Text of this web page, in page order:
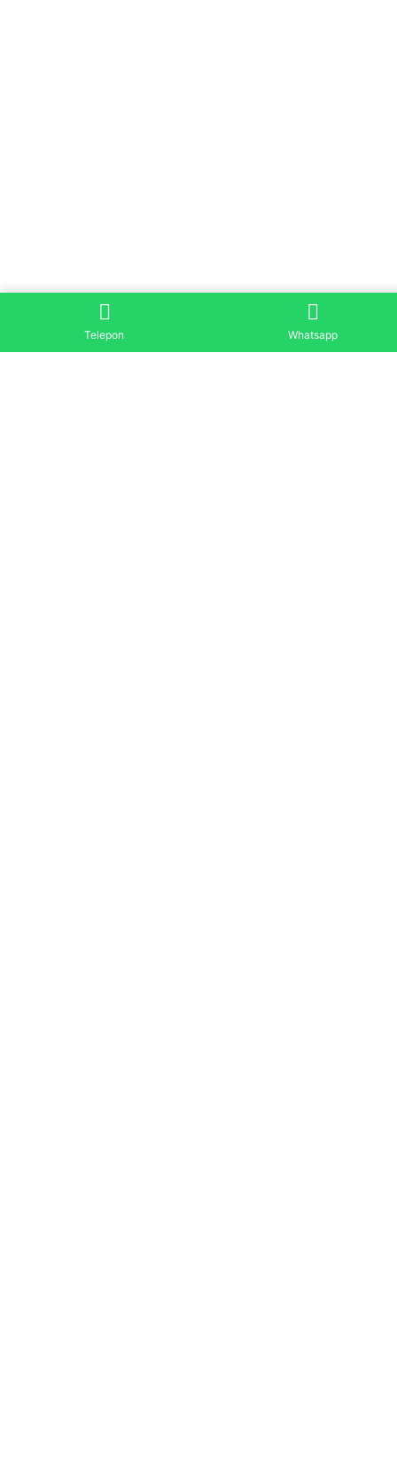
Telepon Whatsapp